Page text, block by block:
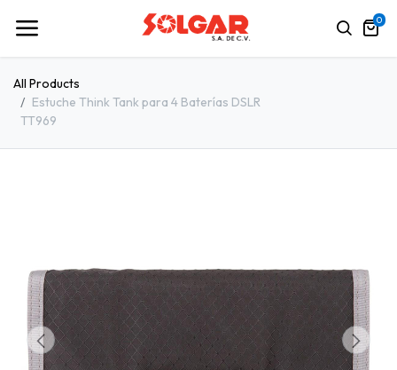
0
All Products
Estuche Think Tank para 4 Baterías DSLR
TT969